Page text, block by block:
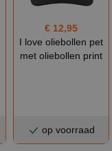
€ 12,95
I love oliebollen pet
met oliebollen print
op voorraad